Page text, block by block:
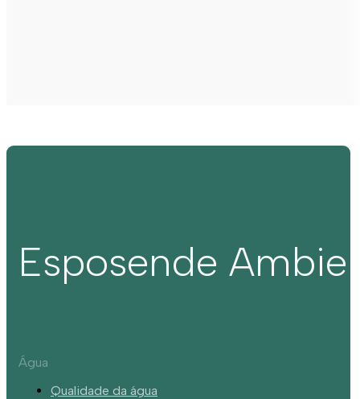
Esposende
Água
Qualidade da água